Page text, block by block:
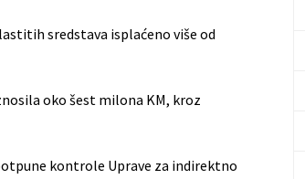
sredstava isplaćeno više od
oko šest milona KM, kroz
kontrole Uprave za indirektno